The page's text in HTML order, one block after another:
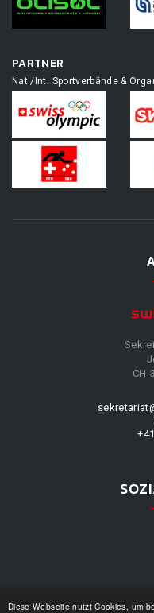
Diese Webseite nutzt Cookies, um
PARTNER
Nat./Int. Sportverbände &
CH-
SWISSPOOL©